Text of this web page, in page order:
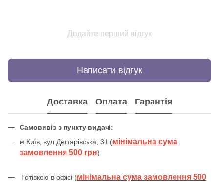
Додайте перший відгук
Написати відгук
Доставка Оплата Гарантія
Самовивіз з пункту видачі:
м.Київ, вул.Дегтярівська, 31 (мінімальна сума
замовлення 500 грн)
Готівкою в офісі (мінімальна сума замовлення 500